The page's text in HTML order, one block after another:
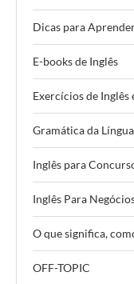
Dicas para
E-books de Inglês
Exercícios de Inglês
Gramática da
Inglês para
Inglês Para
O que significa,
OFF-TOPIC